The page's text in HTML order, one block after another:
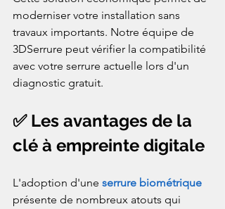
moderniser votre installation sans
travaux importants. Notre équipe de
3DSerrure peut vérifier la compatibilité
avec votre serrure actuelle lors d'un
diagnostic gratuit.
✅ Les avantages de la
clé à empreinte digitale
L'adoption d'une serrure biométrique
présente de nombreux atouts qui